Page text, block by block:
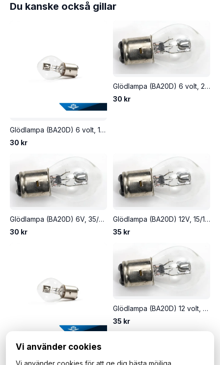
Du kanske också gillar
Glödlampa (BA20D) 6 volt, 15/15 watt, säljs styckvis.
30 kr
Glödlampa (BA20D) 6 volt, 25/25 watt, säljs styckvis.
30 kr
Glödlampa (BA20D) 6V, 35/35W
30 kr
Glödlampa (BA20D) 12V, 15/15W
35 kr
Glödlampa (BA20D) 12V, 25/25W.
Glödlampa (BA20D) 12 volt, 35/35 watt.
35 kr
Vi använder cookies
Vi använder cookies för att ge dig bästa möjliga